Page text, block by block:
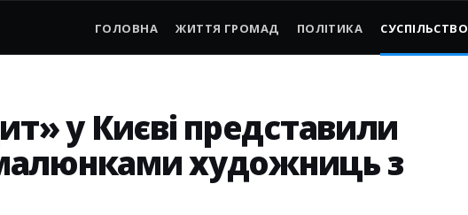
ГОЛОВНА ЖИТТЯ ГРОМАД ПОЛІТИКА СУСПІЛЬСТВО
у Києві представили
художниць з